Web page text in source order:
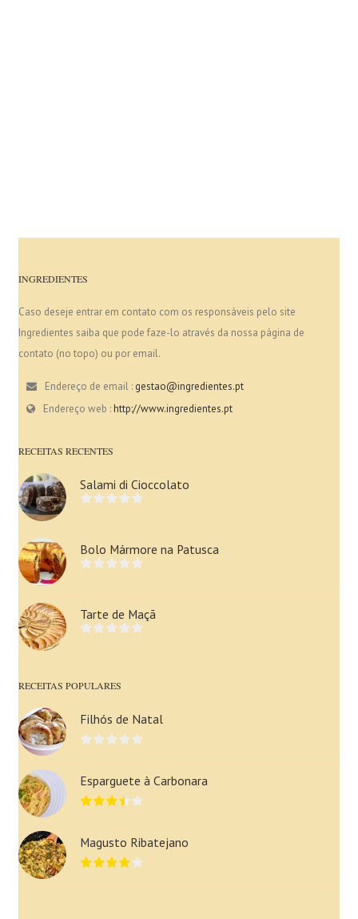
INGREDIENTES
Caso deseje entrar em contato com os responsáveis pelo site
Ingredientes saiba que pode faze-lo através da nossa página de
contato (no topo) ou por email.
Endereço de email : gestao@ingredientes.pt
Endereço web :http://www.ingredientes.pt
RECEITAS RECENTES
Salami di Cioccolato
Bolo Mármore na Patusca
Tarte de Maçã
RECEITAS POPULARES
Filhós de Natal
Esparguete à Carbonara
Magusto Ribatejano